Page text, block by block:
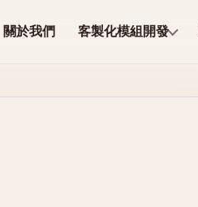
關於我們 客製化模組開發